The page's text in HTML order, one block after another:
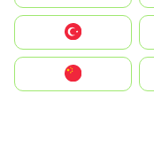
United States
中國香港特別行政區